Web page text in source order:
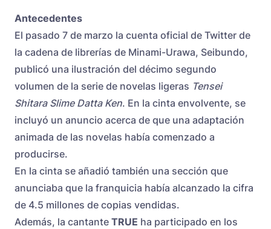
Antecedentes
El pasado 7 de marzo la cuenta oficial de Twitter de
la cadena de librerías de Minami-Urawa, Seibundo,
publicó una ilustración del décimo segundo
volumen de la serie de novelas ligeras Tensei
Shitara Slime Datta Ken. En la cinta envolvente, se
incluyó un anuncio acerca de que una adaptación
animada de las novelas había comenzado a
producirse.
En la cinta se añadió también una sección que
anunciaba que la franquicia había alcanzado la cifra
de 4.5 millones de copias vendidas.
Además, la cantante TRUE ha participado en los